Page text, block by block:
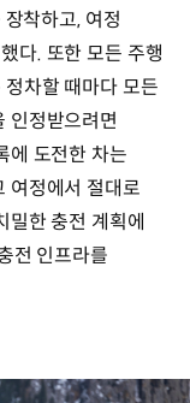
착하고, 여정
다. 또한 모든 주행
차할 때마다 모든
인정받으려면
에 도전한 차는
여정에서 절대로
밀한 충전 계획에
전 인프라를